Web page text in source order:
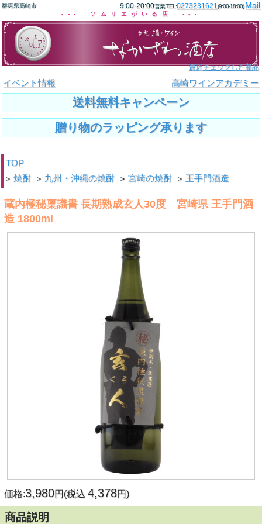
群馬県高崎市 9:00-20:00営業 TEL:0273231621(9:00-18:00)Mail
--- ソムリエがいる店 ---
最近チェックした商品
イベント情報 高崎ワインアカデミー
送料無料キャンペーン
贈り物のラッピング承ります
TOP
> 焼酎 > 九州・沖縄の焼酎 > 宮崎の焼酎 > 王手門酒造
蔵内極秘稟議書 長期熟成玄人30度 宮崎県 王手門酒
造 1800ml
価格:3,980円(税込 4,378円)
商品説明